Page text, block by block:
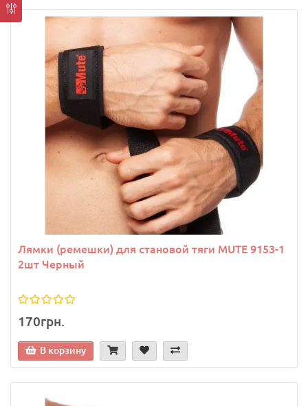
Лямки (ремешки) для становой тяги MUTE 9153-1
2шт Черный
170грн.
В корзину